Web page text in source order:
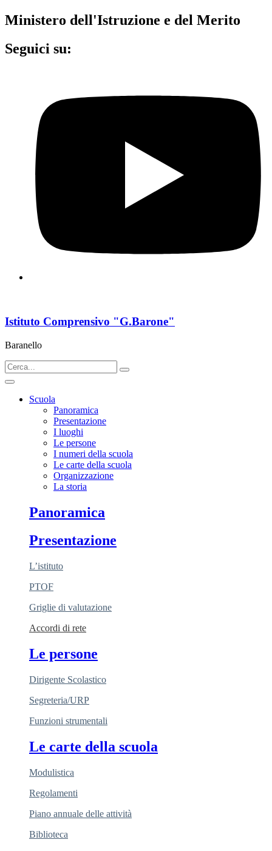
Ministero dell'Istruzione e del Merito
Seguici su:
Istituto Comprensivo "G.Barone"
Baranello
Scuola
Panoramica
Presentazione
I luoghi
Le persone
I numeri della scuola
Le carte della scuola
Organizzazione
La storia
Panoramica
Presentazione
L’istituto
PTOF
Griglie di valutazione
Accordi di rete
Le persone
Dirigente Scolastico
Segreteria/URP
Funzioni strumentali
Le carte della scuola
Modulistica
Regolamenti
Piano annuale delle attività
Biblioteca